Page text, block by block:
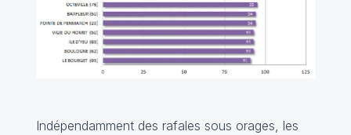
Indépendamment des rafales sous orages, les